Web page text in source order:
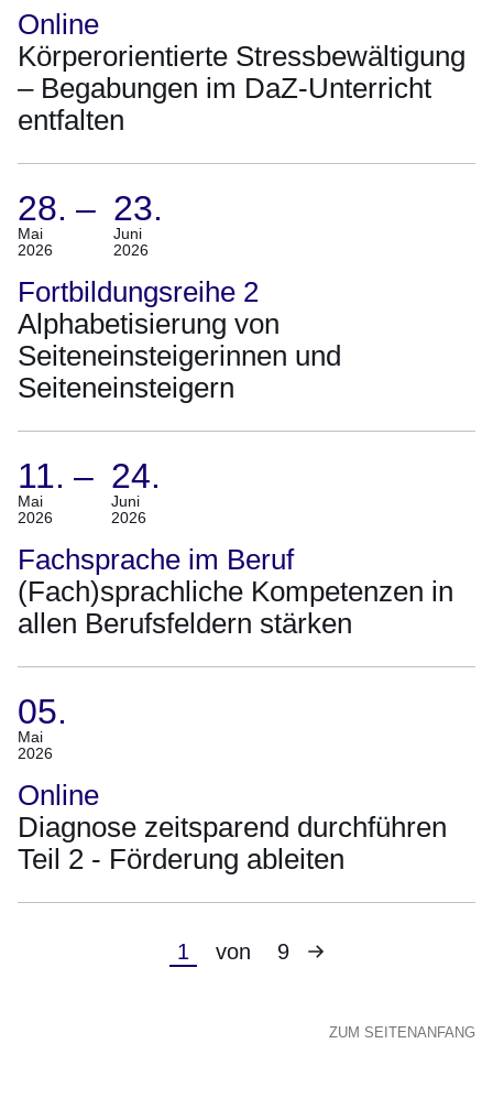
Juni
2026
Bis
11.
Juni
Online
Körperorientierte Stressbewältigung
– Begabungen im DaZ-Unterricht
entfalten
28.
Mai
2026
– 23.
Juni
2026
(Termin:
28.
Mai
2026
Bis
23.
Juni
Fortbildungsreihe 2
Alphabetisierung von
Seiteneinsteigerinnen und
Seiteneinsteigern
11.
Mai
2026
– 24.
Juni
2026
(Termin:
11.
Mai
2026
Bis
24.
Fachsprache im Beruf
(Fach)sprachliche Kompetenzen in
allen Berufsfeldern stärken
05.
Mai
2026
(Termin:
05.
Mai
2026)
Online
Diagnose zeitsparend durchführen
Teil 2 - Förderung ableiten
Aktuelle
1 von 9
Nächste
ZUM SEITENANFANG